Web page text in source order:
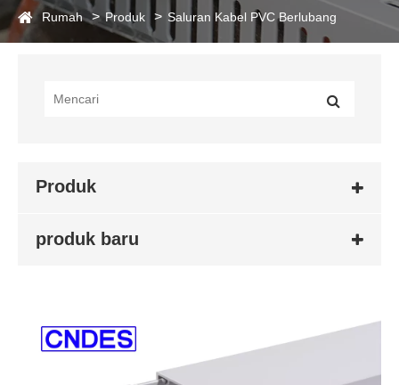
Rumah Produk Saluran Kabel PVC Berlubang
Produk
produk baru